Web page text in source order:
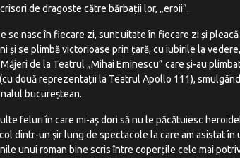
de dragoste către bărbații lor, „eroii”.
se nasc în fiecare zi, sunt uitate în fiecare zi și
și se plimbă victorioase prin țară, cu iubirile la
de la Teatrul „Mihai Eminescu” care și-au
două reprezentații la Teatrul Apollo 111),
bucureștean.
feluri în care mi-aș dori să nu le păcătuiesc
dintr-un șir lung de spectacole la care am asistat în
unui roman bine scris între coperțile cele mai